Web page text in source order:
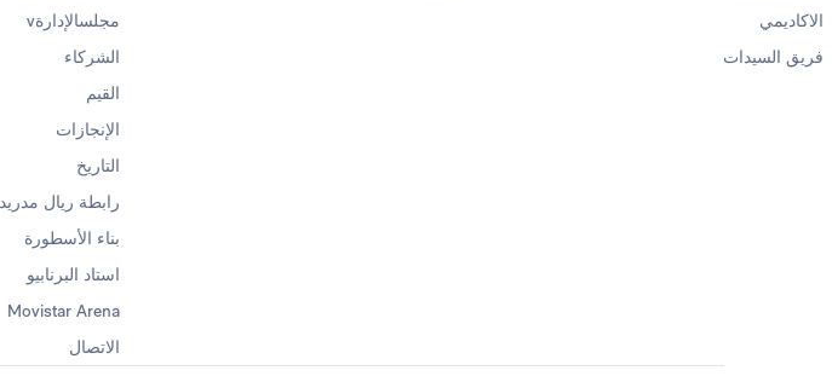
الاكاديمي
فريق السيدات
مجلسالإدارةv
الشركاء
القيم
الإنجازات
التاريخ
رابطة ريال مدريد
بناء الأسطورة
استاد البرنابيو
Movistar Arena
الاتصال